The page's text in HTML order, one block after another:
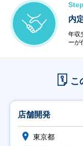
内
年収
ーが
こ
店舗開発
東京都